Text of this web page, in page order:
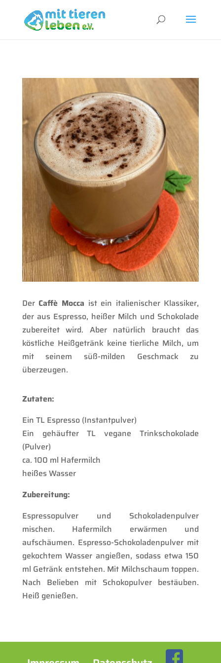
Der Caffè Mocca ist ein italienischer Klassiker,
der aus Espresso, heißer Milch und Schokolade
zubereitet wird. Aber natürlich braucht das
köstliche Heißgetränk keine tierliche Milch, um
mit seinem süß-milden Geschmack zu
überzeugen.
Zutaten:
Ein TL Espresso (Instantpulver)
Ein gehäufter TL vegane Trinkschokolade
(Pulver)
ca. 100 ml Hafermilch
heißes Wasser
Zubereitung:
Espressopulver und Schokoladenpulver
mischen. Hafermilch erwärmen und
aufschäumen. Espresso-Schokoladenpulver mit
gekochtem Wasser angießen, sodass etwa 150
ml Getränk entstehen. Mit Milchschaum toppen.
Nach Belieben mit Schokopulver bestäuben.
Heiß genießen.